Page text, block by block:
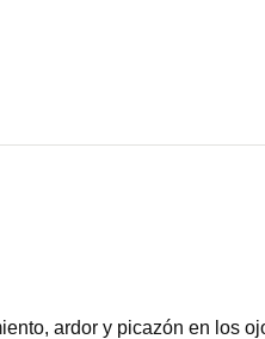
ardor y picazón en los